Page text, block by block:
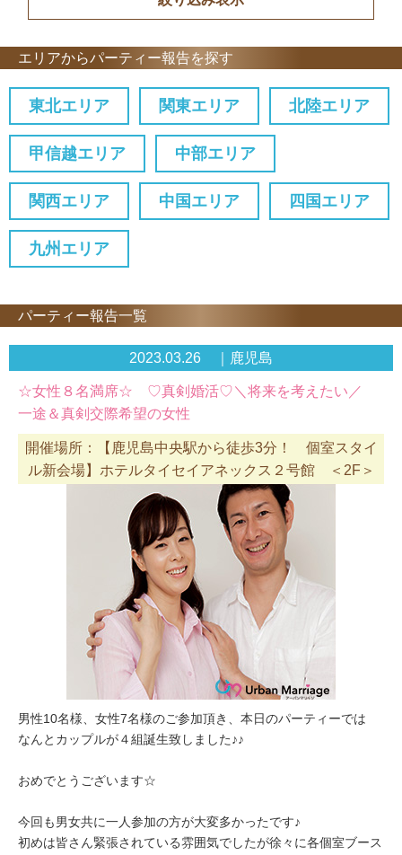
エリアからパーティー報告を探す
東北エリア 関東エリア 北陸エリア
甲信越エリア 中部エリア
関西エリア 中国エリア 四国エリア
九州エリア
パーティー報告一覧
2023.03.26 ｜鹿児島
☆女性８名満席☆ ♡真剣婚活♡＼将来を考えたい／
一途＆真剣交際希望の女性
開催場所：【鹿児島中央駅から徒歩3分！ 個室スタイ
ル新会場】ホテルタイセイアネックス２号館 ＜2F＞
男性10名様、女性7名様のご参加頂き、本日のパーティーでは
なんとカップルが４組誕生致しました♪♪
おめでとうございます☆
今回も男女共に一人参加の方が大変多かったです♪
初めは皆さん緊張されている雰囲気でしたが徐々に各個室ブース